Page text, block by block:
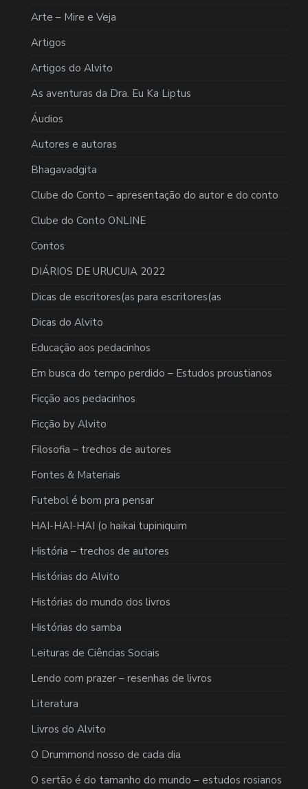
Arte – Mire e Veja
Artigos
Artigos do Alvito
As aventuras da Dra. Eu Ka Liptus
Áudios
Autores e autoras
Bhagavadgita
Clube do Conto – apresentação do autor e do conto
Clube do Conto ONLINE
Contos
DIÁRIOS DE URUCUIA 2022
Dicas de escritores(as para escritores(as
Dicas do Alvito
Educação aos pedacinhos
Em busca do tempo perdido – Estudos proustianos
Ficção aos pedacinhos
Ficção by Alvito
Filosofia – trechos de autores
Fontes & Materiais
Futebol é bom pra pensar
HAI-HAI-HAI (o haikai tupiniquim
História – trechos de autores
Histórias do Alvito
Histórias do mundo dos livros
Histórias do samba
Leituras de Ciências Sociais
Lendo com prazer – resenhas de livros
Literatura
Livros do Alvito
O Drummond nosso de cada dia
O sertão é do tamanho do mundo – estudos rosianos